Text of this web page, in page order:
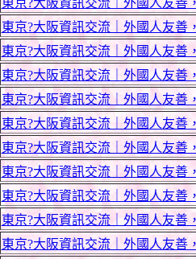
東京?大阪資訊交流｜外國人友善
東京?大阪資訊交流｜外國人友善
東京?大阪資訊交流｜外國人友善
東京?大阪資訊交流｜外國人友善
東京?大阪資訊交流｜外國人友善
東京?大阪資訊交流｜外國人友善
東京?大阪資訊交流｜外國人友善
東京?大阪資訊交流｜外國人友善
東京?大阪資訊交流｜外國人友善
東京?大阪資訊交流｜外國人友善
東京?大阪資訊交流｜外國人友善